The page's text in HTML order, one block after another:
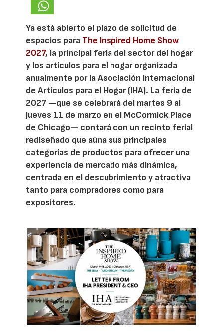
Ya está abierto el plazo de solicitud de
espacios para The Inspired Home Show
2027, la principal feria del sector del hogar
y los artículos para el hogar organizada
anualmente por la Asociación Internacional
de Artículos para el Hogar (IHA). La feria de
2027 —que se celebrará del martes 9 al
jueves 11 de marzo en el McCormick Place
de Chicago— contará con un recinto ferial
rediseñado que aúna sus principales
categorías de productos para ofrecer una
experiencia de mercado más dinámica,
centrada en el descubrimiento y atractiva
tanto para compradores como para
expositores.